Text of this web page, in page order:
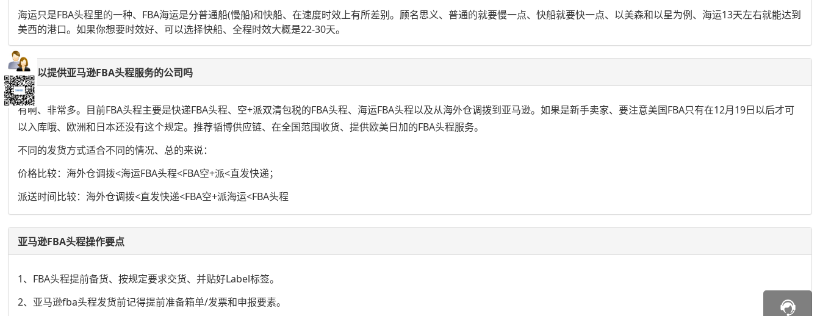
海运只是FBA头程里的一种、FBA海运是分普通船(慢船)和快船、在速度时效上有所差别。顾名思义、普通的就要慢一点、快船就要快一点、以美森和以星为例、海运13天左右就能达到
美西的港口。如果你想要时效好、可以选择快船、全程时效大概是22-30天。
有可以提供亚马逊FBA头程服务的公司吗
有啊、非常多。目前FBA头程主要是快递FBA头程、空+派双清包税的FBA头程、海运FBA头程以及从海外仓调拨到亚马逊。如果是新手卖家、要注意美国FBA只有在12月19日以后才可
以入库哦、欧洲和日本还没有这个规定。推荐韬博供应链、在全国范围收货、提供欧美日加的FBA头程服务。
不同的发货方式适合不同的情况、总的来说：
价格比较：海外仓调拨<海运FBA头程<FBA空+派<直发快递；
派送时间比较：海外仓调拨<直发快递<FBA空+派海运<FBA头程
亚马逊FBA头程操作要点
1、FBA头程提前备货、按规定要求交货、并贴好Label标签。
2、亚马逊fba头程发货前记得提前准备箱单/发票和申报要素。